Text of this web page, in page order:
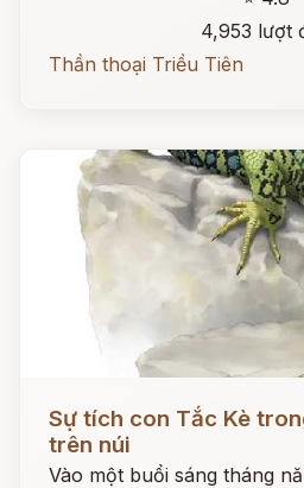
4,953 lượt
Thần thoại Triều Tiên
Sự tích con Tắc Kè
trên núi
Vào một buổi sáng tháng